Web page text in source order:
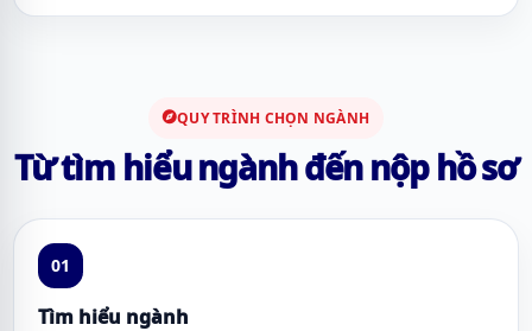
QUY TRÌNH CHỌN NGÀNH
Từ tìm hiểu ngành đến nộp hồ sơ
01
Tìm hiểu ngành